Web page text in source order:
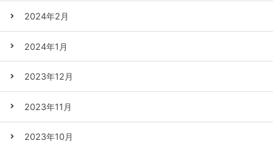
2024年2月
2024年1月
2023年12月
2023年11月
2023年10月